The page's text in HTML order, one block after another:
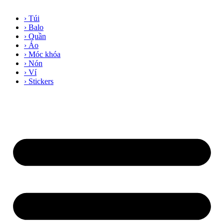
› Túi
› Balo
› Quần
› Áo
› Móc khóa
› Nón
› Ví
› Stickers